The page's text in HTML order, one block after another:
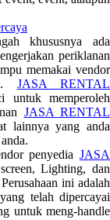
khususnya ada
periklanan
memakai vendor
JASA RENTAL
memperoleh
JASA RENTAL
lainnya yang anda
penyediaJASA
Lighting, dan
ini adalah
telah dipercayai
untuk meng-handle